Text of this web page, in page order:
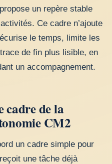
un repère stable
Ce cadre n’ajoute
le temps, limite les
de fin plus lisible, en
un accompagnement.
cadre de la
CM2
un cadre simple pour
une tâche déjà